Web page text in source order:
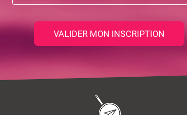
VALIDER MON INSCRIPTION